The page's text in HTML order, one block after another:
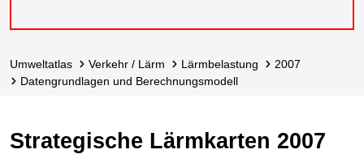
Umweltatlas Verkehr / Lärm Lärmbelastung
2007
Datengrundlagen und Berechnungs­modell
Strategische Lärmkarten 2007